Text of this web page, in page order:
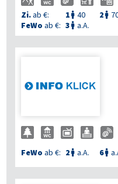
Zi.ab €: 1  40 2 
FeWo ab €: 3  a.A.
FeWo ab €: 2  a.A. 6